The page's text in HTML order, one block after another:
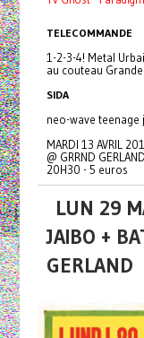
TELECOMMANDE
1-2-3-4! Metal
au couteau
SIDA
neo-wave teenage
MARDI 13 AVRIL
@ GRRND
20H30 - 5 euros
LUN 29
JAIBO +
GERLAND